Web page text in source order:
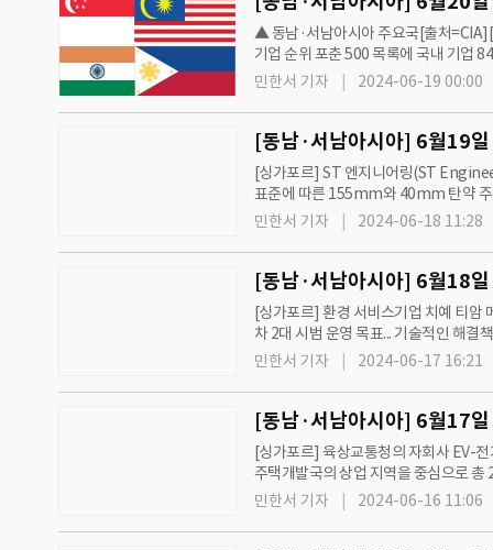
▲ 동남·서남아시아 주요국[출처
기업 순위 포춘 500 목록에 국내 기업
제조 및 서비스 기…
민한서 기자 2024-06-19 00:00
[싱가포르] ST 엔지니어링(ST
표준에 따른 155mm와 40mm 탄약 주
포르] 식품청(SFA), 6월14일 파시르
민한서 기자 2024-06-18 11:28
[싱가포르] 환경 서비스기업 치예 티
차 2대 시범 운영 목표... 기술적인 해
함께 선박 제조 및 수리업체 시트리움
민한서 기자 2024-06-17 16:21
[싱가포르] 육상교통청의 자회사 EV-
주택개발국의 상업 지역을 중심으로
게 싱가포르 방문 기회 제공위해서 관
민한서 기자 2024-06-16 11:06